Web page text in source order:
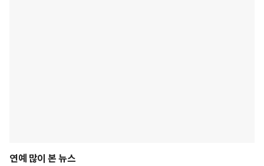
연예 많이 본 뉴스